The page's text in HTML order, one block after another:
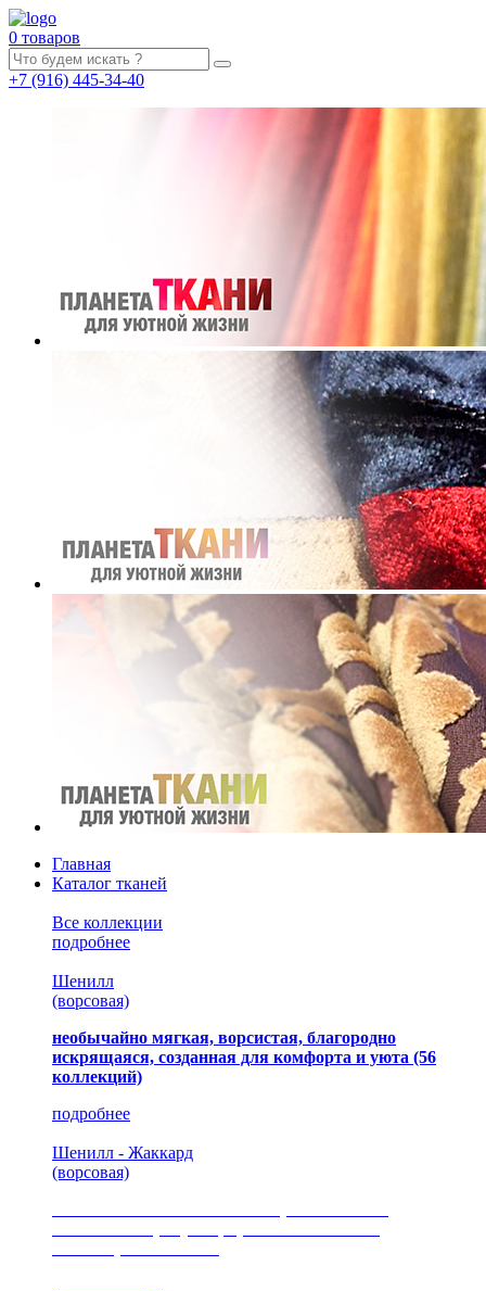
0 товаров
+7 (916) 445-34-40
Главная
Каталог тканей
Все коллекции
подробнее
Шенилл
(ворсовая)
необычайно мягкая, ворсистая, благородно
искрящаяся, созданная для комфорта и уюта (56
коллекций)
подробнее
Шенилл - Жаккард
(ворсовая)